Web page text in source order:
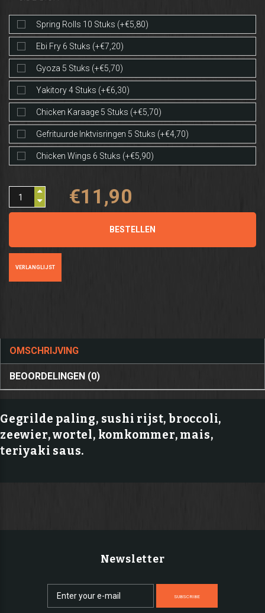
Spring Rolls 10 Stuks (+€5,80)
Ebi Fry 6 Stuks (+€7,20)
Gyoza 5 Stuks (+€5,70)
Yakitory 4 Stuks (+€6,30)
Chicken Karaage 5 Stuks (+€5,70)
Gefrituurde Inktvisringen 5 Stuks (+€4,70)
Chicken Wings 6 Stuks (+€5,90)
€11,90
BESTELLEN
VERLANGLIJST
OMSCHRIJVING
BEOORDELINGEN (0)
Gegrilde paling, sushi rijst, broccoli,
zeewier, wortel, komkommer, mais,
teriyaki saus.
Newsletter
SUBSCRIBE